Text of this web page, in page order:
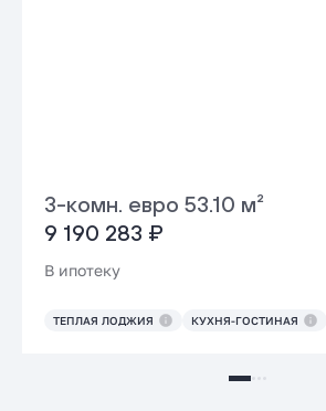
3-комн. евро 53.10 м²
9 190 283 ₽
В ипотеку
ТЕПЛАЯ ЛОДЖИЯ КУХНЯ-ГОСТИНАЯ